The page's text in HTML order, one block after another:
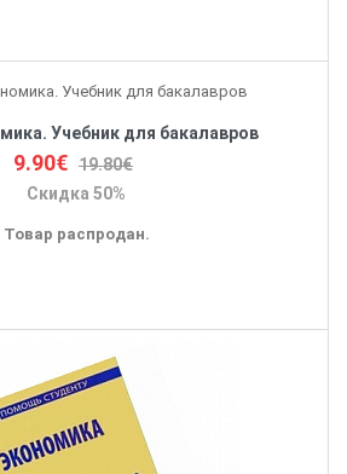
Учебник для бакалавров
9.90€ 19.80€
Скидка 50%
Товар распродан.